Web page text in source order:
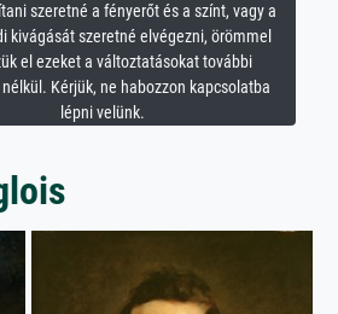
szeretné a fényerőt és a színt, vagy a
kivágását szeretné elvégezni, örömmel
el ezeket a változtatásokat további
Kérjük, ne habozzon kapcsolatba
lépni velünk.